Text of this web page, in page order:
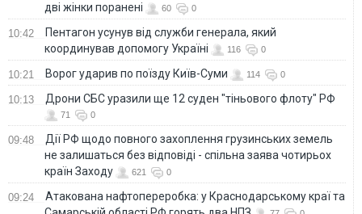
дві жінки поранені
60 0
10:42
Пентагон усунув від служби генерала, який
координував допомогу Україні
116 0
10:21 Ворог ударив по поїзду Київ-Суми 114 0
10:13 Дрони СБС уразили ще 12 суден "тіньового флоту" РФ
71 0
09:48
Дії РФ щодо повного захоплення грузинських земель
не залишаться без відповіді - спільна заява чотирьох
країн Заходу
621 0
09:24
Атакована нафтопереробка: у Краснодарському краї та